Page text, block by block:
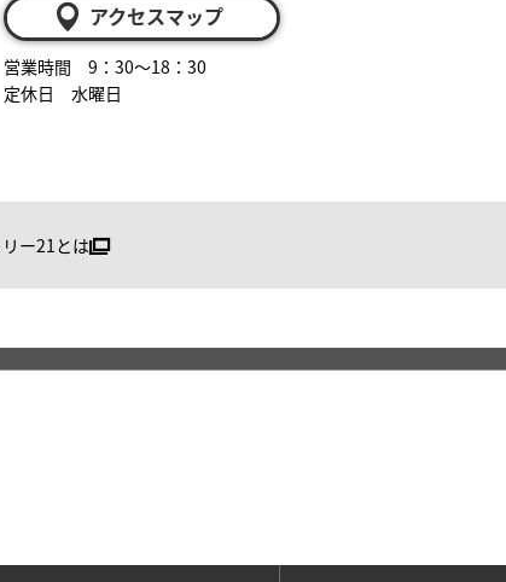
アクセスマップ
営業時間 9：30～18：30
定休日 水曜日
ー21とは